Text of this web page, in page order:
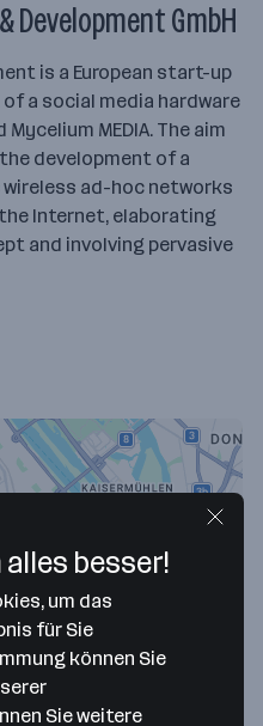
Development GmbH
is a European start-up
a social media hardware
MEDIA. The aim
development of a
ad-hoc networks
Internet, elaborating
and involving pervasive
besser!
um das
für Sie
können Sie
Sie weitere